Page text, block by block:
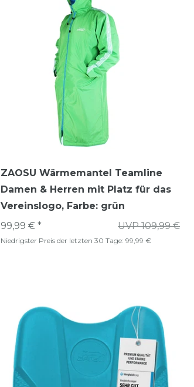
ZAOSU Wärmemantel Teamline
Damen & Herren mit Platz für das
Vereinslogo, Farbe: grün
UVP 109,99 €
99,99 € *
Niedrigster Preis der letzten 30 Tage: 99,99 €